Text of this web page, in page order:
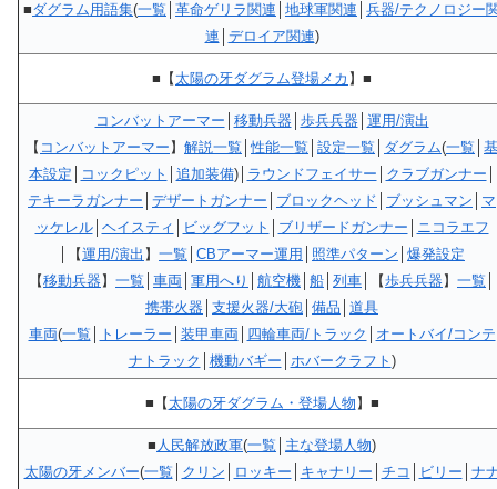
■ダグラム用語集(一覧 革命ゲリラ関連 地球軍関連 兵器/テクノロジー
連 デロイア関連)
■【太陽の牙ダグラム登場メカ 】■
コンバットアーマー 移動兵器 歩兵兵器 運用/演出
【 コンバットアーマー 】 解説一覧 │性能一覧 設定一覧 ダグラム(一覧 基
本設定
コックピット 追加装備)│ ラウンドフェイサー クラブガンナー
テキーラガンナー デザートガンナー ブロックヘッド ブッシュマン
マ
ッケレル│ ヘイスティ ビッグフット ブリザードガンナー
ニコラエフ
│【運用/演出 】 一覧 CBアーマー運用 照準パターン 爆発設定
【移動兵器 】 一覧 車両 軍用へり 航空機 船 列車 │【歩兵兵器 】 一覧
携帯火器 支援火器/大砲 備品 道具
車両(一覧 トレーラー 装甲車両 四輪車両/トラック
オートバイ/コンテ
ナトラック
機動バギー ホバークラフト )
■【太陽の牙ダグラム・登場人物 】■
■ 人民解放政軍(一覧 主な登場人物)
太陽の牙メンバー(一覧 クリン ロッキー キャナリー チコ ビリー ナ